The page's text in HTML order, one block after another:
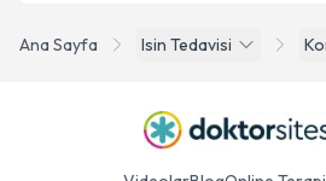
Ana Sayfa Isin Tedavisi